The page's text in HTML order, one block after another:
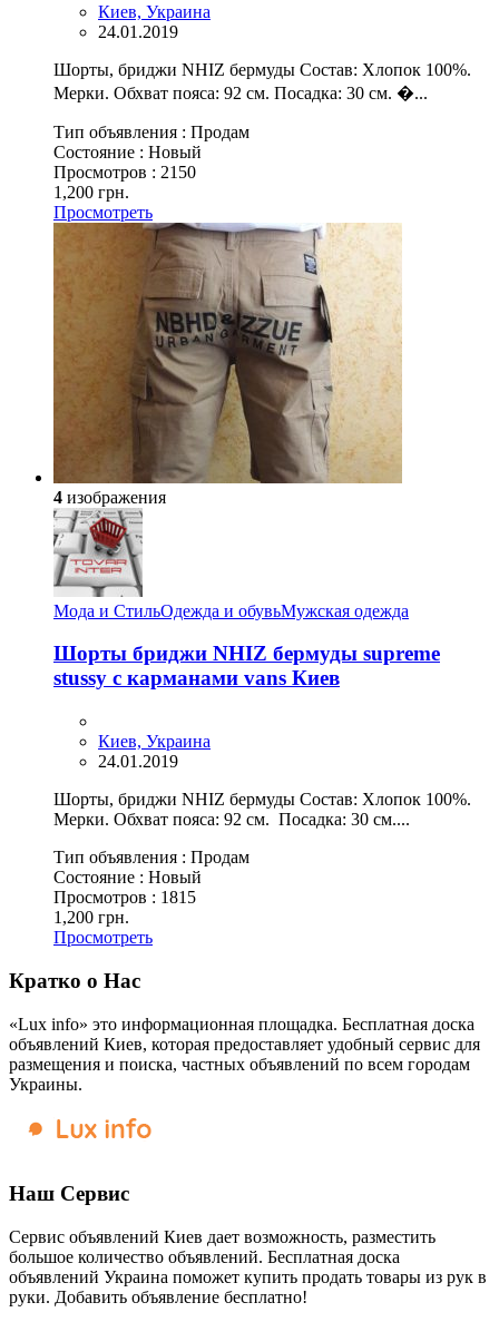
Киев, Украина
24.01.2019
Шорты, бриджи NHIZ бермуды Состав: Хлопок 100%.
Мерки. Обхват пояса: 92 см. Посадка: 30 см. �...
Тип объявления : Продам
Состояние : Новый
Просмотров : 2150
1,200 грн.
Просмотреть
4 изображения
Мода и СтильОдежда и обувьМужская одежда
Шорты бриджи NHIZ бермуды supreme
stussy с карманами vans Киев
Киев, Украина
24.01.2019
Шорты, бриджи NHIZ бермуды Состав: Хлопок 100%.
Мерки. Обхват пояса: 92 см. Посадка: 30 см....
Тип объявления : Продам
Состояние : Новый
Просмотров : 1815
1,200 грн.
Просмотреть
Кратко о Нас
«Lux info» это информационная площадка. Бесплатная доска
объявлений Киев, которая предоставляет удобный сервис для
размещения и поиска, частных объявлений по всем городам
Украины.
Наш Сервис
Сервис объявлений Киев дает возможность, разместить
большое количество объявлений. Бесплатная доска
объявлений Украина поможет купить продать товары из рук в
руки. Добавить объявление бесплатно!